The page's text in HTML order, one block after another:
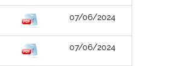
07/06/2024
07/06/2024